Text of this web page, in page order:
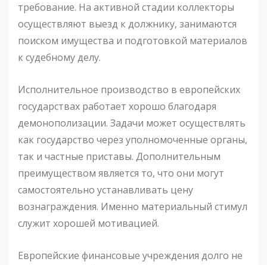
требование. На активной стадии коллекторы
осуществляют выезд к должнику, занимаются
поиском имущества и подготовкой материалов
к судебному делу.
Исполнительное производство в европейских
государствах работает хорошо благодаря
демонополизации. Задачи может осуществлять
как государство через уполномоченные органы,
так и частные приставы. Дополнительным
преимуществом является то, что они могут
самостоятельно устанавливать цену
вознаграждения. Именно материальный стимул
служит хорошей мотивацией.
Европейские финансовые учреждения долго не